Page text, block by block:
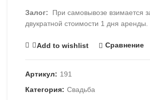
Залог: При самовывозе взимается
двукратной стоимости 1 дня аренды.
Add to wishlist Сравнение
Артикул: 191
Категория: Свадьба